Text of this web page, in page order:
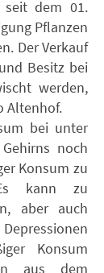
seit dem 01.
Pflanzen
Der Verkauf
Besitz bei
werden,
Altenhof.
bei unter
noch
Konsum zu
kann zu
aber auch
Konsum
aus dem